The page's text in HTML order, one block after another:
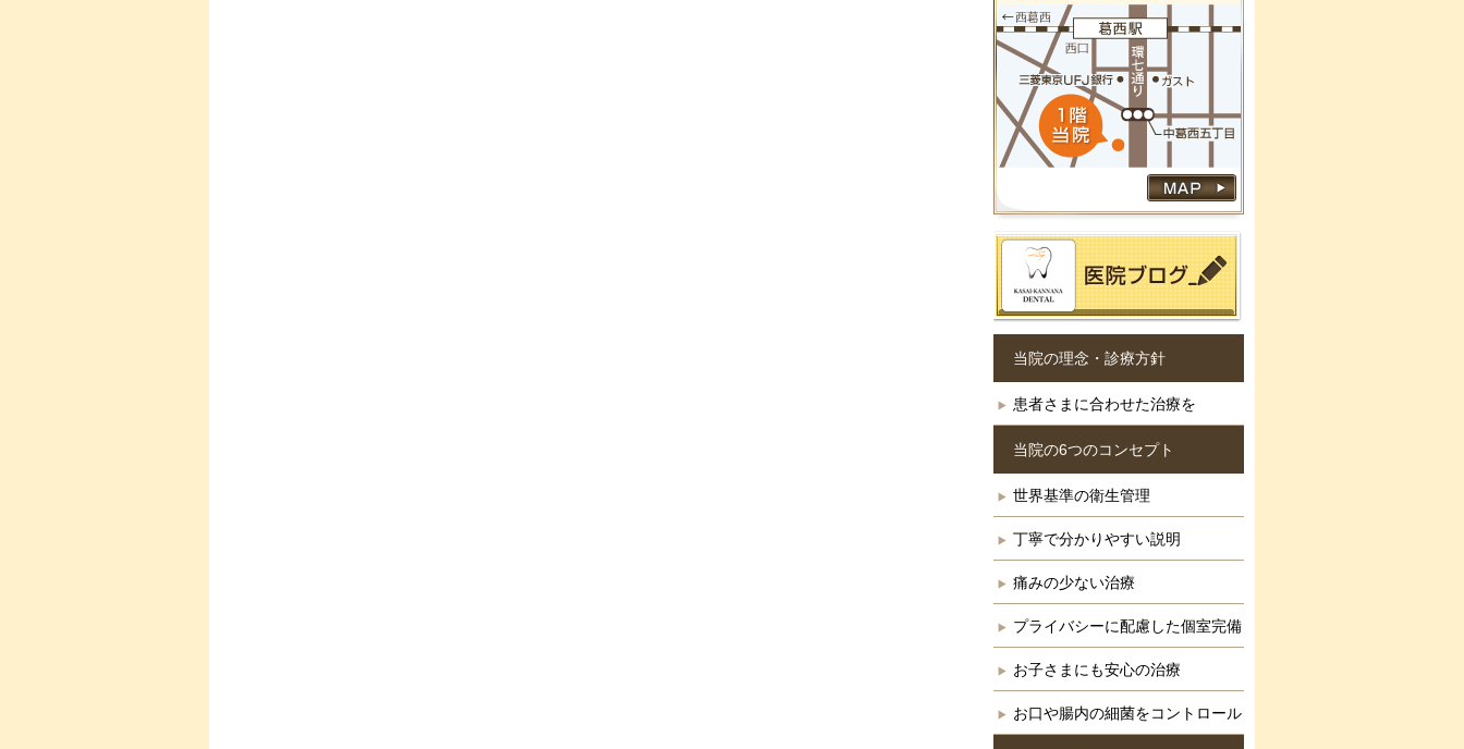
当院の理念・診療方針
患者さまに合わせた治療を
当院の6つのコンセプト
世界基準の衛生管理
丁寧で分かりやすい説明
痛みの少ない治療
プライバシーに配慮した個室完備
お子さまにも安心の治療
お口や腸内の細菌をコントロール